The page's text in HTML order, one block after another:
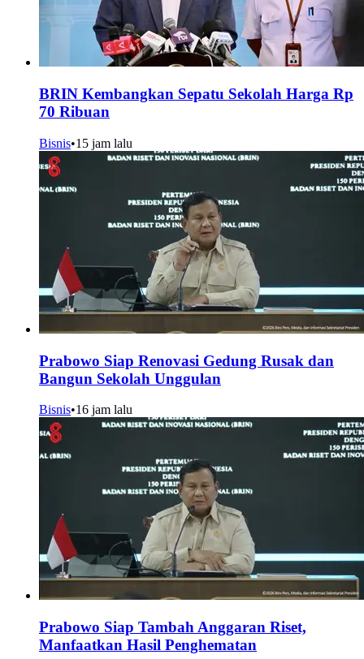
BRIN Kembangkan Sepatu Sekolah Harga Rp
70 Ribuan
Bisnis•15 jam lalu
Prabowo Siap Renovasi Gedung Rusak dan
Bangun Sekolah Unggulan
Bisnis•16 jam lalu
Prabowo Siap Tambah Anggaran Riset,
Manfaatkan Hasil Penghematan